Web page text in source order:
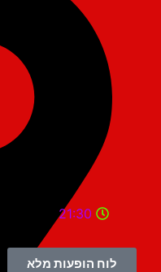
21:30
לוח הופעות מלא